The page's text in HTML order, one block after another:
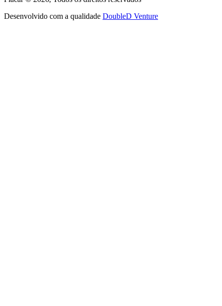
Desenvolvido com a qualidade DoubleD Venture